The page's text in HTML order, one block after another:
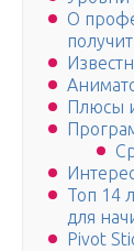
О
Плюсы
Топ 14
для
Pivot